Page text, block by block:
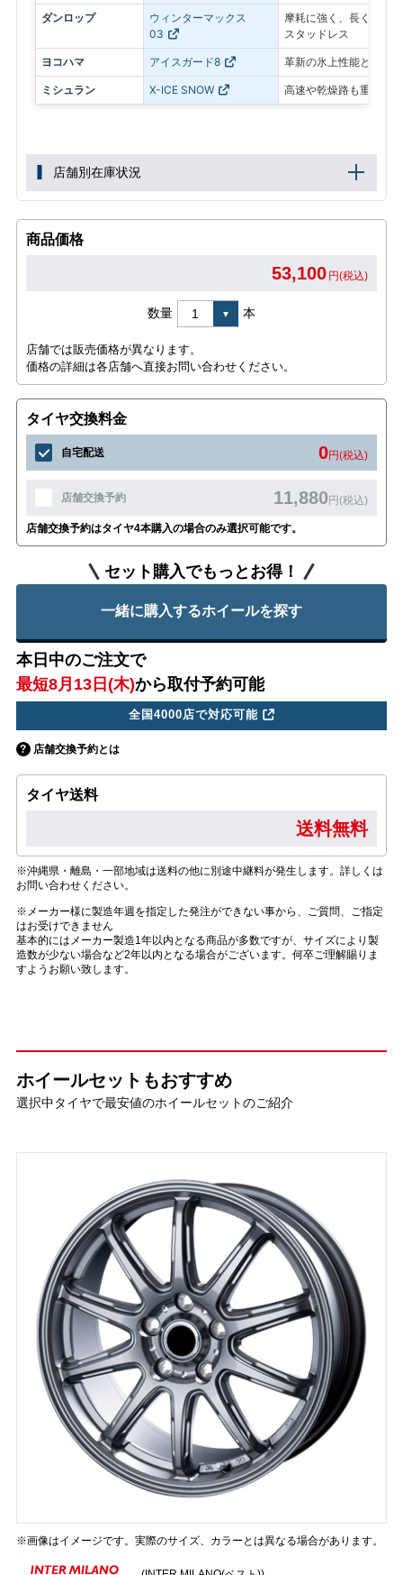
ダンロップ
ウィンターマックス
03
摩耗に強く、長く使い
スタッドレス
ヨコハマ アイスガード8 革新の氷上性能と静粛
ミシュラン X-ICE SNOW 高速や乾燥路も重視し
店舗別在庫状況
商品価格
53,100 円(税込)
数量 本
店舗では販売価格が異なります。
価格の詳細は各店舗へ直接お問い合わせください。
タイヤ交換料金
自宅配送 0円(税込)
店舗交換予約 11,880円(税込)
店舗交換予約はタイヤ4本購入の場合のみ選択可能です。
セット購入でもっとお得！
一緒に購入するホイールを探す
本日中のご注文で
最短8月13日(木)から取付予約可能
全国4000店で対応可能
店舗交換予約とは
タイヤ送料
送料無料
※沖縄県・離島・一部地域は送料の他に別途中継料が発生します。詳しくは
お問い合わせください。
※メーカー様に製造年週を指定した発注ができない事から、ご質問、ご指定
はお受けできません
基本的にはメーカー製造1年以内となる商品が多数ですが、サイズにより製
造数が少ない場合など2年以内となる場合がございます。何卒ご理解賜りま
すようお願い致します。
ホイールセットもおすすめ
選択中タイヤで最安値のホイールセットのご紹介
※画像はイメージです。実際のサイズ、カラーとは異なる場合があります。